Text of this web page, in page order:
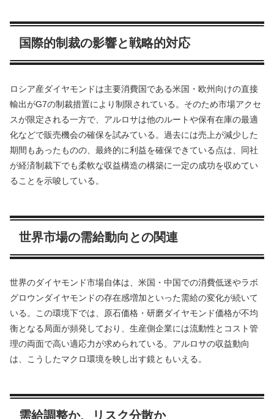
国際的制裁の影響と戦略的対応
ロシア産ダイヤモンドは主要消費国である米国・欧州向けの直接
輸出がG7の制裁措置により制限されている。そのため市場アクセ
スが限定される一方で、アルロサは他のルートや保有在庫の最適
化などで販売機会の確保を試みている。過去には売上が減少した
期間もあったものの、最終的に利益を確保できている点は、同社
が経済制裁下でも柔軟な収益構造の構築に一定の成功を収めてい
ることを示唆している。
世界市場の需給動向との関連
世界のダイヤモンド市場自体は、米国・中国での消費低迷やラボ
グロウンダイヤモンドの存在感増加といった需給の変化が続いて
いる。この環境下では、原石価格・研磨ダイヤモンド価格が不均
衡となる局面が頻発しており、生産側企業には流動性とコスト管
理の両面で高い適応力が求められている。アルロサの収益動向
は、こうしたマクロ環境を映し出す鏡ともいえる。
需給調整か、リスク分散か